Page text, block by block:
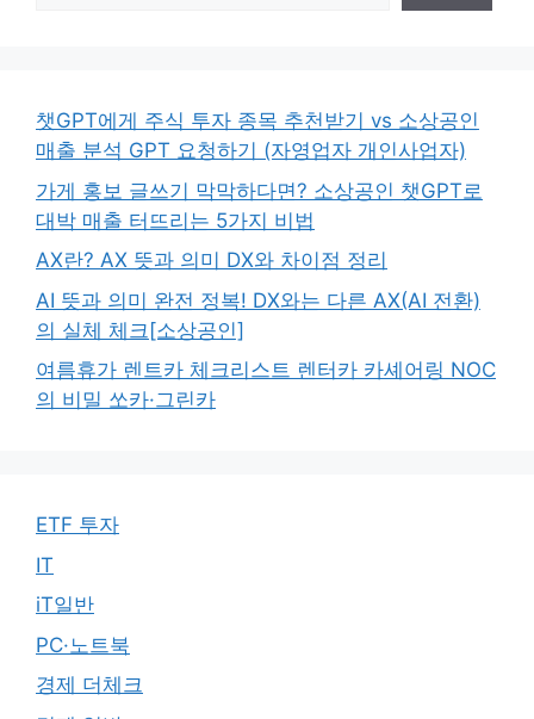
챗GPT에게 주식 투자 종목 추천받기 vs 소상공인
매출 분석 GPT 요청하기 (자영업자 개인사업자)
가게 홍보 글쓰기 막막하다면? 소상공인 챗GPT로
대박 매출 터뜨리는 5가지 비법
AX란? AX 뜻과 의미 DX와 차이점 정리
AI 뜻과 의미 완전 정복! DX와는 다른 AX(AI 전환)
의 실체 체크[소상공인]
여름휴가 렌트카 체크리스트 렌터카 카셰어링 NOC
의 비밀 쏘카·그린카
ETF 투자
IT
iT일반
PC·노트북
경제 더체크